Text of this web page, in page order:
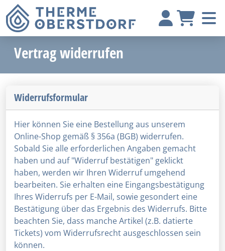
Vertrag widerrufen
Widerrufsformular
Hier können Sie eine Bestellung aus unserem
Online-Shop gemäß § 356a (BGB) widerrufen.
Sobald Sie alle erforderlichen Angaben gemacht
haben und auf "Widerruf bestätigen" geklickt
haben, werden wir Ihren Widerruf umgehend
bearbeiten. Sie erhalten eine Eingangsbestätigung
Ihres Widerrufs per E-Mail, sowie gesondert eine
Bestätigung über das Ergebnis des Widerrufs. Bitte
beachten Sie, dass manche Artikel (z.B. datierte
Tickets) vom Widerrufsrecht ausgeschlossen sein
können.